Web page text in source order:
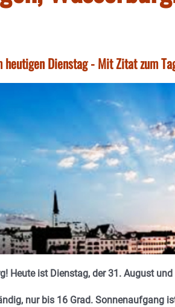
heutigen Dienstag - Mit Zitat zum
Heute ist Dienstag, der 31. August
nur bis 16 Grad. Sonnenaufgang